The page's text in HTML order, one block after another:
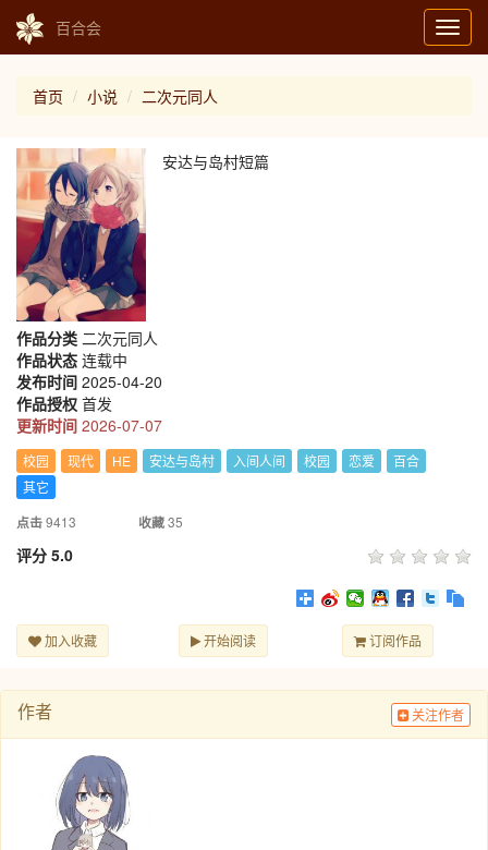
百合会
首页 小说 二次元同人
安达与岛村短篇
作品分类 二次元同人
作品状态 连载中
发布时间 2025-04-20
作品授权 首发
更新时间 2026-07-07
校园 现代 HE 安达与岛村 入间人间 校园 恋爱
百合
其它
点击9413 收藏35
评分 5.0
加入收藏 开始阅读 订阅作品
作者 关注作者